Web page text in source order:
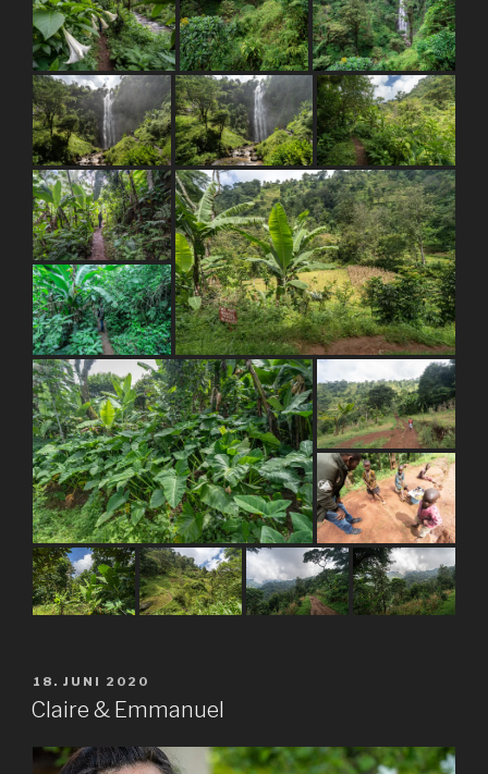
VERÖFFENTLICHT
AM
18. JUNI 2020
Claire & Emmanuel